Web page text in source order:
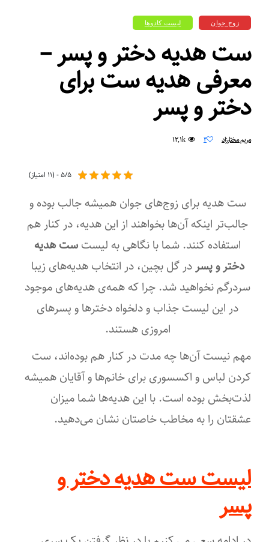
زوج جوان لیست کادوها
ست هدیه دختر و پسر –
معرفی هدیه ست برای
دختر و پسر
مریم مختارزاد ۴ ۱۲,۱k
۵/۵ - (۱۱ امتیاز)
ست هدیه برای زوج‌های جوان همیشه جالب بوده و
جالب‌تر اینکه آن‌ها بخواهند از این هدیه، در کنار هم
استفاده کنند. شما با نگاهی به لیستست هدیه
دختر و پسردر گل بچین، در انتخاب هدیه‌های زیبا
سردرگم نخواهید شد. چرا که همه‌ی هدیه‌های موجود
در این لیست جذاب و دلخواه دخترها و پسرهای
امروزی هستند.
مهم نیست آن‌ها چه مدت در کنار هم بوده‌اند، ست
کردن لباس و اکسسوری برای خانم‌ها و آقایان همیشه
لذت‌بخش بوده است. با این هدیه‌ها شما میزان
عشقتان را به مخاطب خاصتان نشان می‌دهید.
لیست ست هدیه دختر و
پسر